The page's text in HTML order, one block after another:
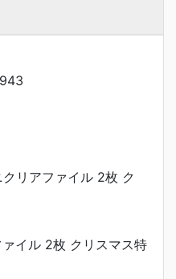
リアファイル 2枚 ク
イル 2枚 クリスマス特